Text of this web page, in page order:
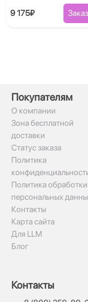
9 175₽
Покупателям
О компании
Зона бесплатной
доставки
Статус заказа
Политика
Политика обработки
персональных
Контакты
Карта сайта
Для LLM
Блог
Контакты